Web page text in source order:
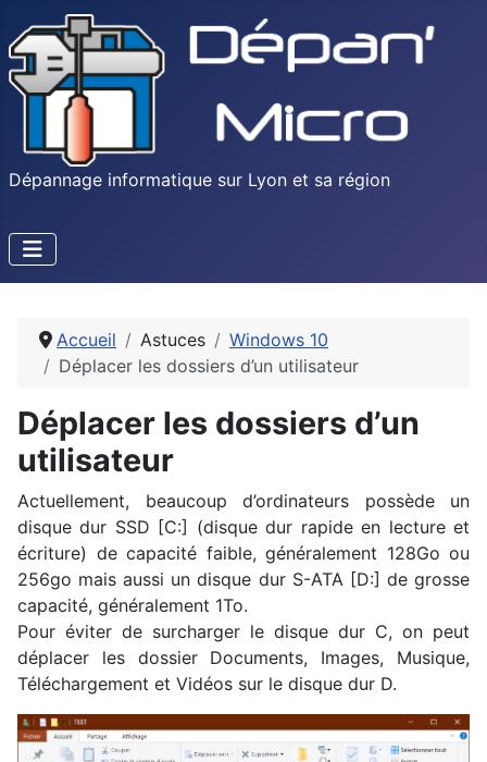
Dépannage informatique sur Lyon et sa région
Accueil Astuces
Windows 10
Déplacer les dossiers d’un utilisateur
Déplacer les dossiers d’un
utilisateur
Actuellement, beaucoup d’ordinateurs possède un
disque dur SSD [C:] (disque dur rapide en lecture et
écriture) de capacité faible, généralement 128Go ou
256go mais aussi un disque dur S-ATA [D:] de grosse
capacité, généralement 1To.
Pour éviter de surcharger le disque dur C, on peut
déplacer les dossier Documents, Images, Musique,
Téléchargement et Vidéos sur le disque dur D.